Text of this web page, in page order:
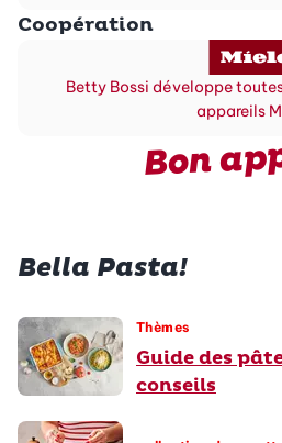
Coopération
Betty Bossi développe
appareils
Bon
Bella Pasta!
Thèmes
Guide des
conseils